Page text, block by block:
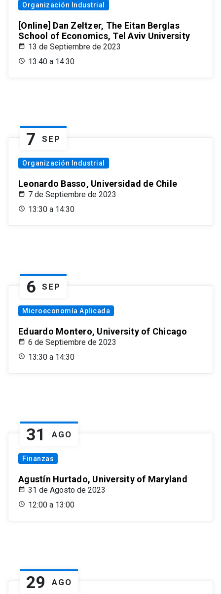
Organización Industrial
[Online] Dan Zeltzer, The Eitan Berglas
School of Economics, Tel Aviv University
13 de Septiembre de 2023
13:40 a 14:30
7 SEP
Organización Industrial
Leonardo Basso, Universidad de Chile
7 de Septiembre de 2023
13:30 a 14:30
6 SEP
Microeconomía Aplicada
Eduardo Montero, University of Chicago
6 de Septiembre de 2023
13:30 a 14:30
31 AGO
Finanzas
Agustín Hurtado, University of Maryland
31 de Agosto de 2023
12:00 a 13:00
29 AGO